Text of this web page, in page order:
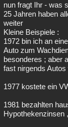
nun fragt Ihr - was
25 Jahren haben
weiter
Kleine Beispiele :
1972 bin ich an
Auto zum
besonderes ; aber
fast nirgends
1977 kostete ein
1981 bezahlten
Hypothekenzinsen